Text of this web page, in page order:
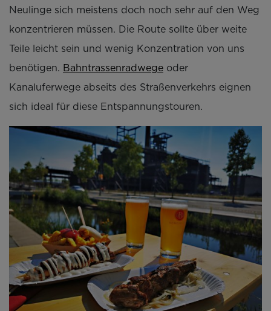
Neulinge sich meistens doch noch sehr auf den Weg
konzentrieren müssen. Die Route sollte über weite
Teile leicht sein und wenig Konzentration von uns
benötigen. Bahntrassenradwege oder
Kanaluferwege abseits des Straßenverkehrs eignen
sich ideal für diese Entspannungstouren.